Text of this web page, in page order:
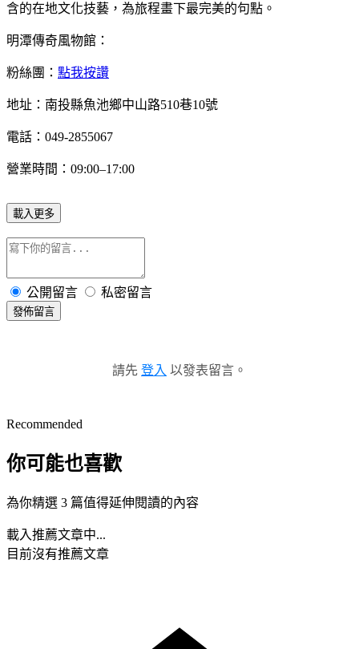
含的在地文化技藝，為旅程畫下最完美的句點。
明潭傳奇風物館：
粉絲團： 點我按讚
地址：南投縣魚池鄉中山路510巷10號
電話：049-2855067
營業時間：09:00–17:00
載入更多
公開留言 私密留言
發佈留言
請先 登入 以發表留言。
Recommended
你可能也喜歡
為你精選 3 篇值得延伸閱讀的內容
載入推薦文章中...
目前沒有推薦文章